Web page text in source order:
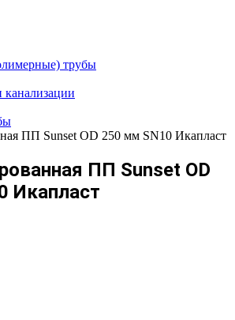
трубы
ПП Sunset OD 250 мм SN10 Икапласт
ПП Sunset OD
Икапласт